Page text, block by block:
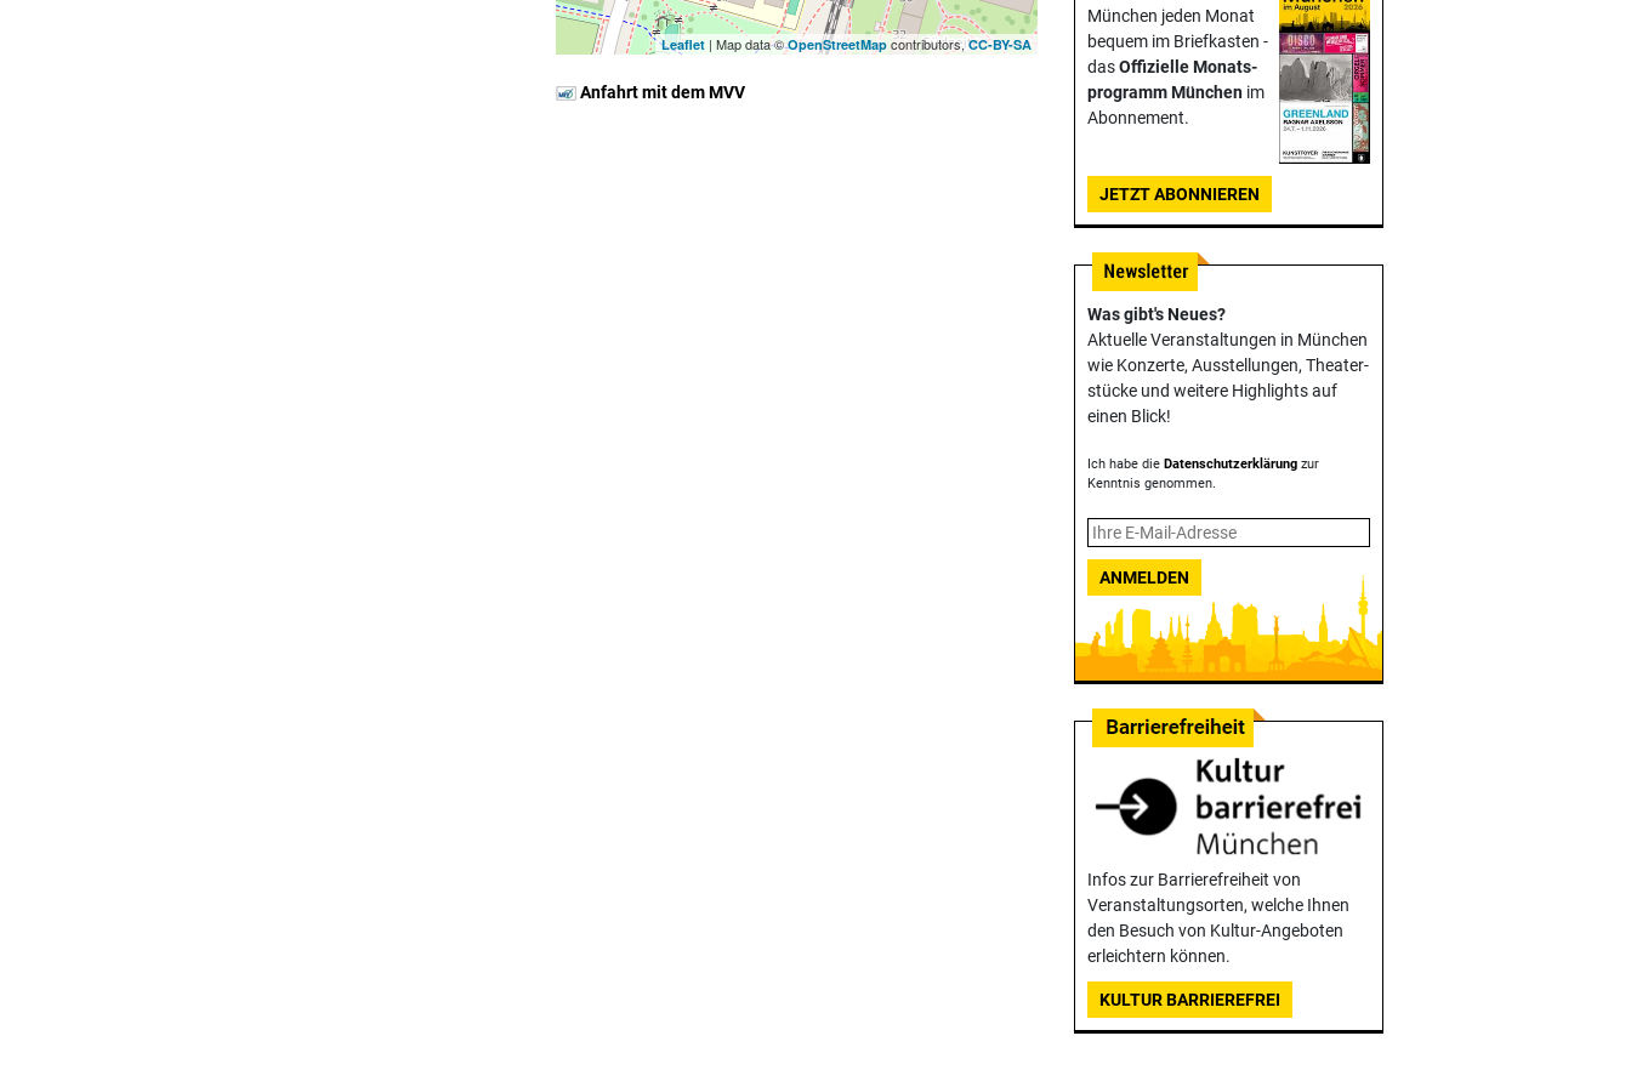
Leaflet | Map data ©OpenStreetMap contributors,CC-BY-SA
Anfahrt mit dem MVV
München jeden Monat
bequem im Briefkasten -
dasOffizielle Monats­
programm München im
Abonnement.
JETZT ABONNIEREN
Was gibt's Neues?
Aktuelle Veranstaltungen in München
wie Konzerte, Ausstellungen, Theater­
stücke und weitere Highlights auf
einen Blick!
Ich habe die Datenschutzerklärung zur
Kenntnis genommen.
ANMELDEN
Infos zur Barrierefreiheit von
Veranstaltungsorten, welche Ihnen
den Besuch von Kultur-Angeboten
erleichtern können.
KULTUR BARRIEREFREI